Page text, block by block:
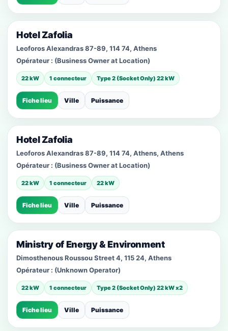
Hotel Zafolia
Leoforos Alexandras 87-89, 114 74, Athens
Opérateur : (Business Owner at Location)
22 kW 1 connecteur Type 2 (Socket Only) 22 kW
Fiche lieu Ville Puissance
Hotel Zafolia
Leoforos Alexandras 87-89, 114 74, Athens, Athens
Opérateur : (Business Owner at Location)
22 kW 1 connecteur 22 kW
Fiche lieu Ville Puissance
Ministry of Energy & Environment
Dimosthenous Roussou Street 4, 115 24, Athens
Opérateur : (Unknown Operator)
22 kW 1 connecteur Type 2 (Socket Only) 22 kW x2
Fiche lieu Ville Puissance